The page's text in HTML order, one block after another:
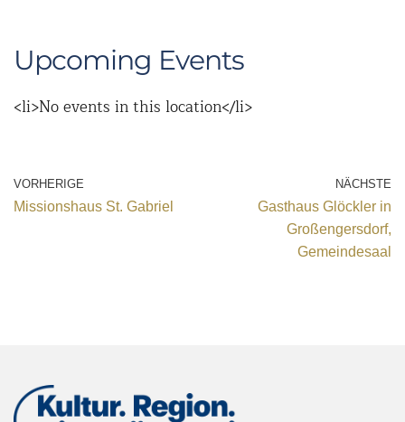
Upcoming Events
<li>No events in this location</li>
VORHERIGE
Missionshaus St. Gabriel
NÄCHSTE
Gasthaus Glöckler in
Großengersdorf,
Gemeindesaal